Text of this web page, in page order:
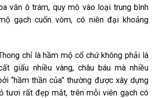
văn ô trám, quy mô vào loại trung bình
gạch cuốn vòm, có niên đại khoảng
chỉ là hầm mộ cổ chứ không phải là
giấu nhiều vàng, châu báu mà nhiều
“hầm thần của” thường được xây dựng
tươi rất đẹp mắt, trên mỗi viên gạch có